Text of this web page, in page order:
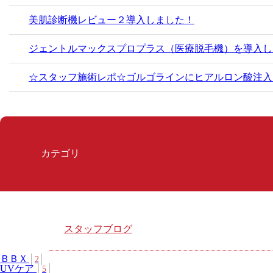
美肌診断機レビュー２導入しました！
ジェントルマックスプロプラス（医療脱毛機）を導入し
☆スタッフ施術レポ☆ゴルゴラインにヒアルロン酸注入
カテゴリ
スタッフブログ
ＢＢＸ 2
UVケア 5